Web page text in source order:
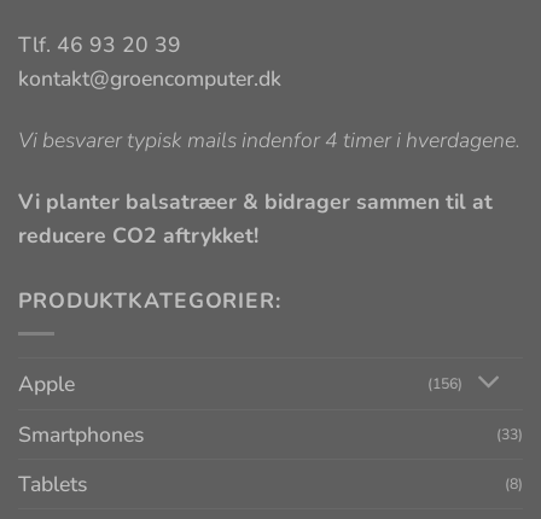
Tlf. 46 93 20 39
kontakt@groencomputer.dk
Vi besvarer typisk mails indenfor 4 timer i hverdagene.
Vi planter balsatræer & bidrager sammen til at
reducere CO2 aftrykket!
PRODUKTKATEGORIER:
Apple (156)
Smartphones (33)
Tablets (8)